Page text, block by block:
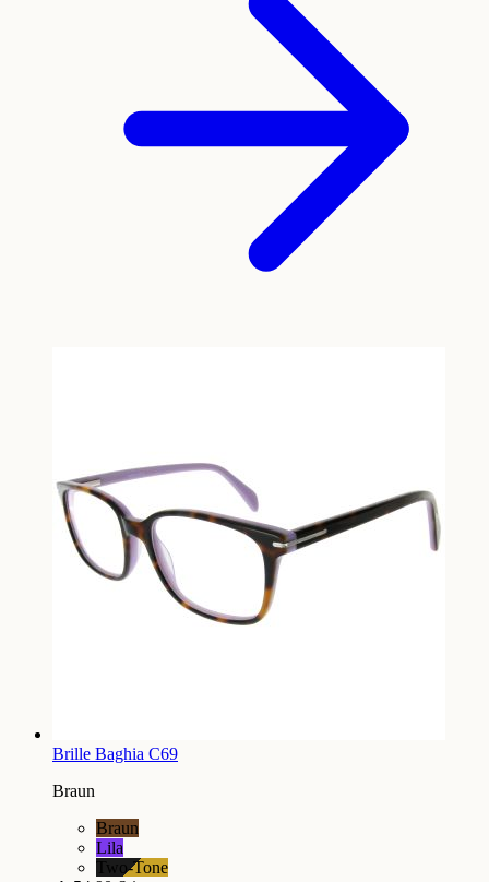
Brille Baghia C69
Braun
Braun
Lila
Two-Tone